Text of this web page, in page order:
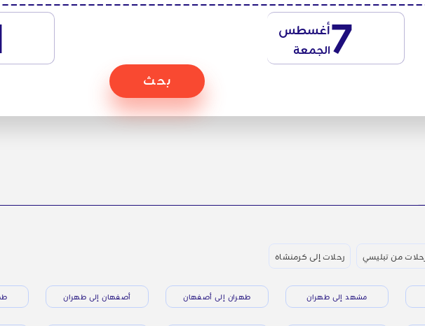
7أغسطس
الجمعة
بحث
من تبليسي رحلات إلى كرمنشاه
مشهد إلى طهران طهران إلى أصفهان أصفهان إلى طهران